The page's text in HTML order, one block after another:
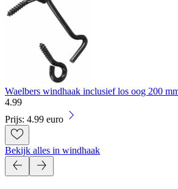
Waelbers windhaak inclusief los oog 200
4.99
Prijs: 4.99 euro
Bekijk alles in windhaak